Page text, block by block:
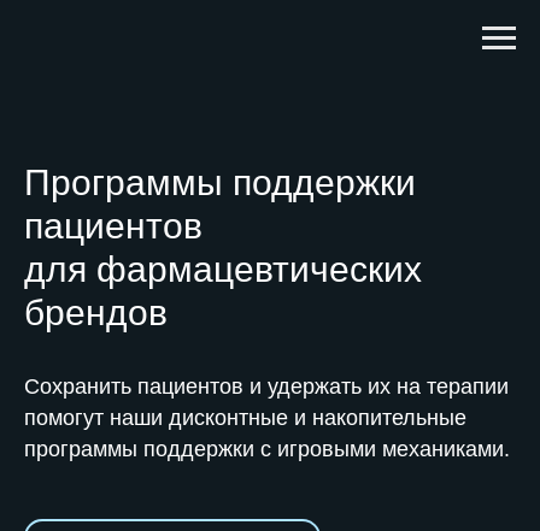
Программы поддержки
пациентов
для фармацевтических
брендов
Сохранить пациентов и удержать их на терапии
помогут наши дисконтные и накопительные
программы поддержки с игровыми механиками.